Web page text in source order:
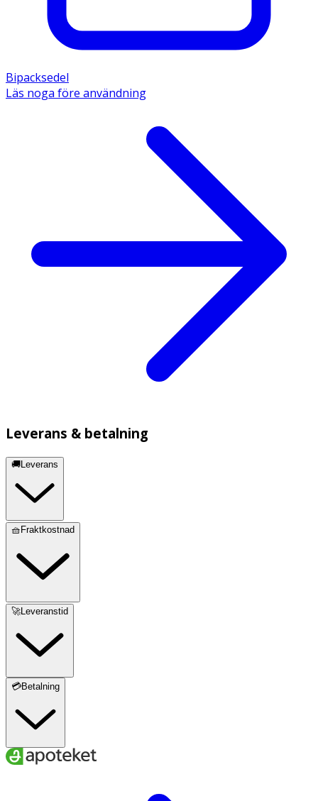
Bipacksedel
Läs noga före användning
Leverans & betalning
🚚Leverans
🧺Fraktkostnad
🚀Leveranstid
💳Betalning